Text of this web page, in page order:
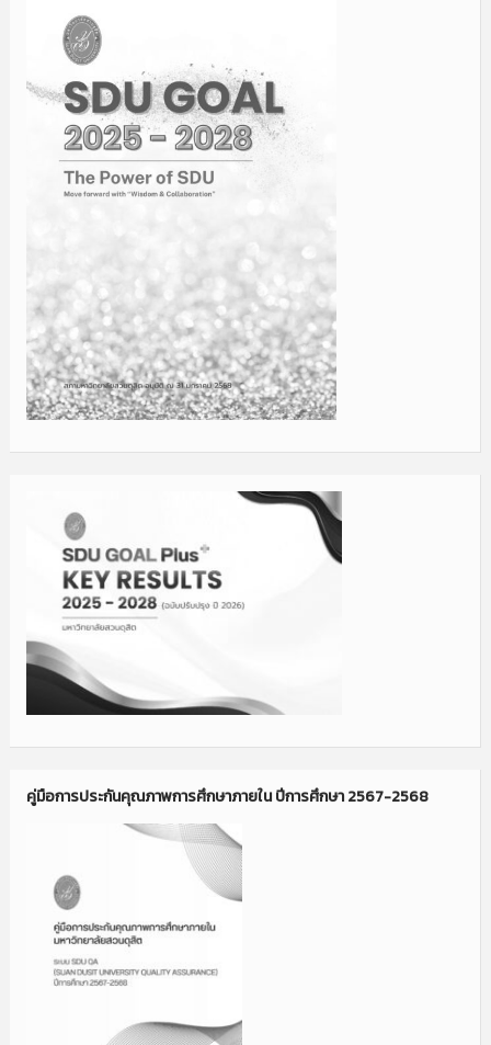
คู่มือการประกันคุณภาพการศึกษาภายใน ปีการศึกษา 2567-2568